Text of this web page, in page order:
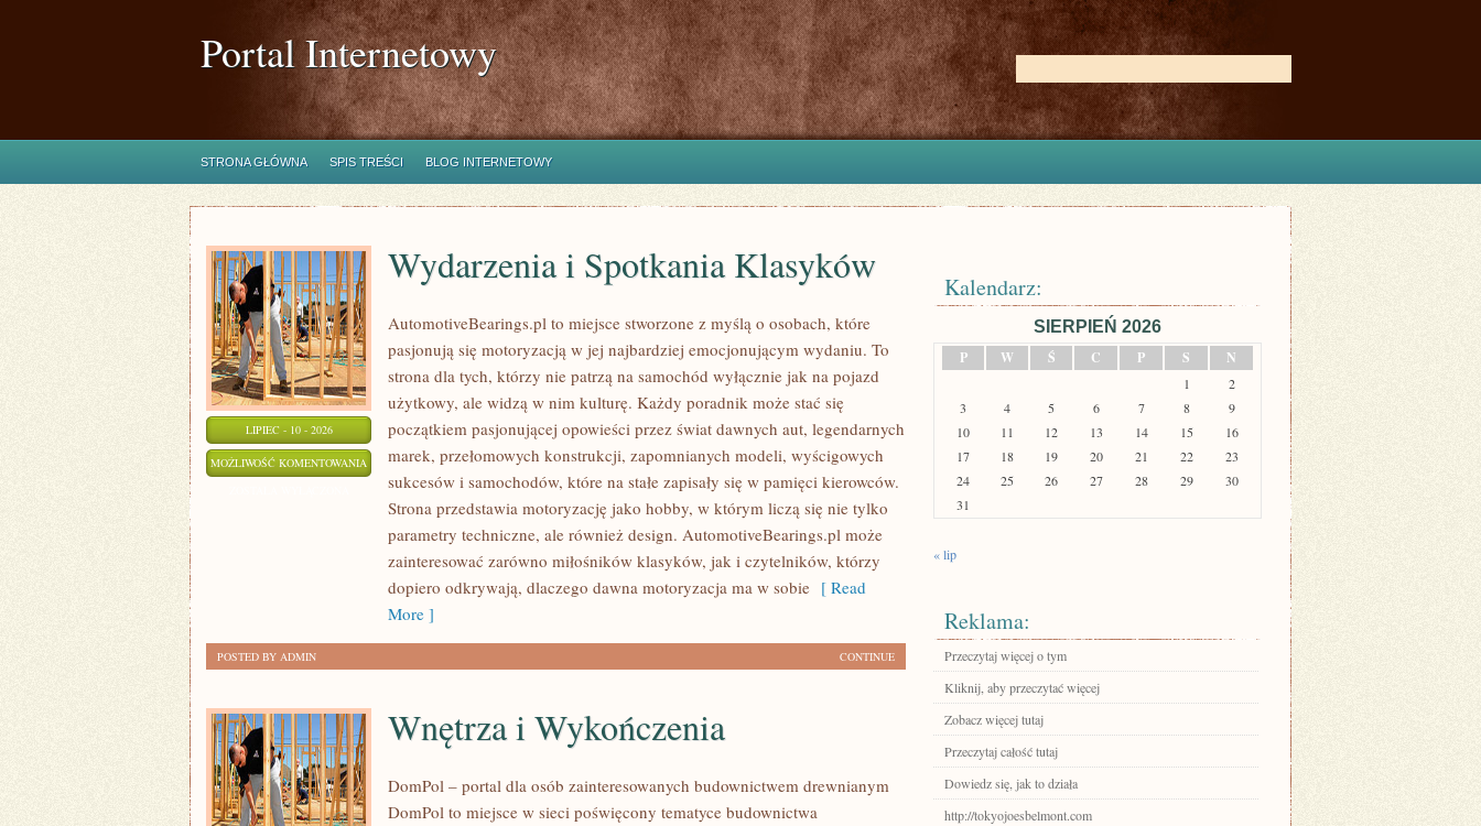
Portal Internetowy
STRONA GŁÓWNA SPIS TREŚCI BLOG INTERNETOWY
LIPIEC - 10 - 2026
MOŻLIWOŚĆ KOMENTOWANIA WYDARZENIA
SPOTKANIA
KLASYKÓW
Wydarzenia i Spotkania Klasyków
AutomotiveBearings.pl to miejsce stworzone z myślą o osobach, które
pasjonują się motoryzacją w jej najbardziej emocjonującym wydaniu. To
strona dla tych, którzy nie patrzą na samochód wyłącznie jak na pojazd
użytkowy, ale widzą w nim kulturę. Każdy poradnik może stać się
początkiem pasjonującej opowieści przez świat dawnych aut, legendarnych
marek, przełomowych konstrukcji, zapomnianych modeli, wyścigowych
sukcesów i samochodów, które na stałe zapisały się w pamięci kierowców.
Strona przedstawia motoryzację jako hobby, w którym liczą się nie tylko
parametry techniczne, ale również design. AutomotiveBearings.pl może
zainteresować zarówno miłośników klasyków, jak i czytelników, którzy
dopiero odkrywają, dlaczego dawna motoryzacja ma w sobie [ Read
More ]
CONTINUE
POSTED BY ADMIN
Wnętrza i Wykończenia
DomPol – portal dla osób zainteresowanych budownictwem drewnianym
DomPol to miejsce w sieci poświęcony tematyce budownictwa
Kalendarz:
SIERPIEŃ 2026
P
W Ś C P S N
1
2
3
4 5 6 7 8
9
10
11 12 13 14 15
16
17
18 19 20 21 22
23
24
25 26 27 28 29
30
31
« lip
Reklama:
Przeczytaj więcej o tym
Kliknij, aby przeczytać więcej
Zobacz więcej tutaj
Przeczytaj całość tutaj
Dowiedz się, jak to działa
http://tokyojoesbelmont.com